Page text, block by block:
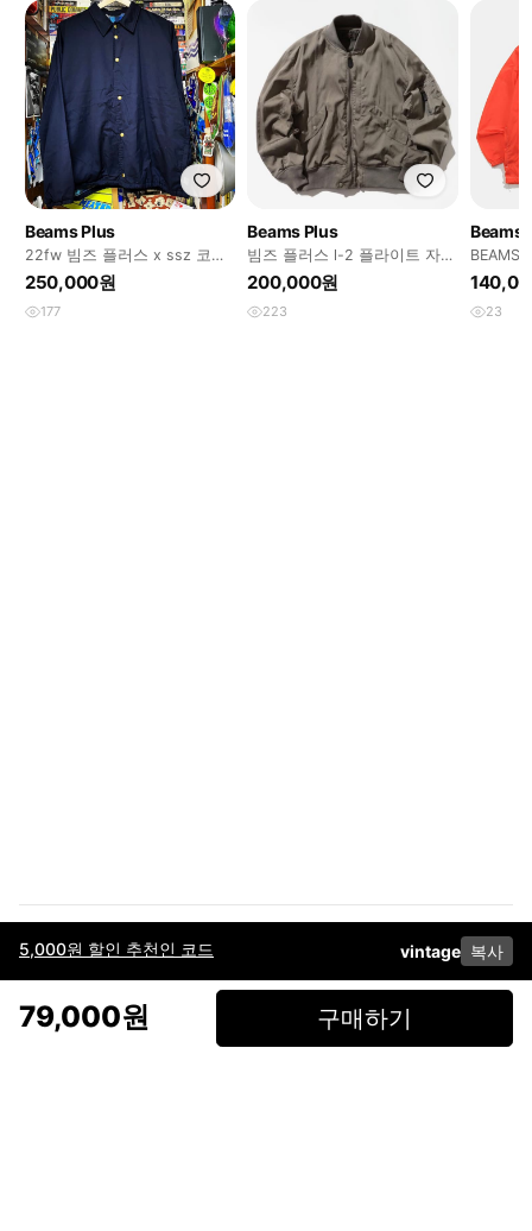
5,000원 할인 추천인 코드 vintage 복사
79,000원 구매하기
Beams Plus
22fw 빔즈 플러스 x ssz 코치
자켓
250,000원
177
Beams Plus
빔즈 플러스 l-2 플라이트 자켓
XL
200,000원
223
Beams
BEAMS
23
이용약관고객센터판매개인정보 처리방침사업자 정보다운로드
페이스북